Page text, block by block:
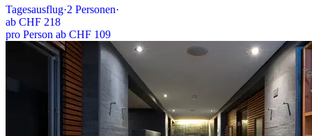
Tagesausflug·2 Personen·
ab CHF 218
pro Person ab CHF 109